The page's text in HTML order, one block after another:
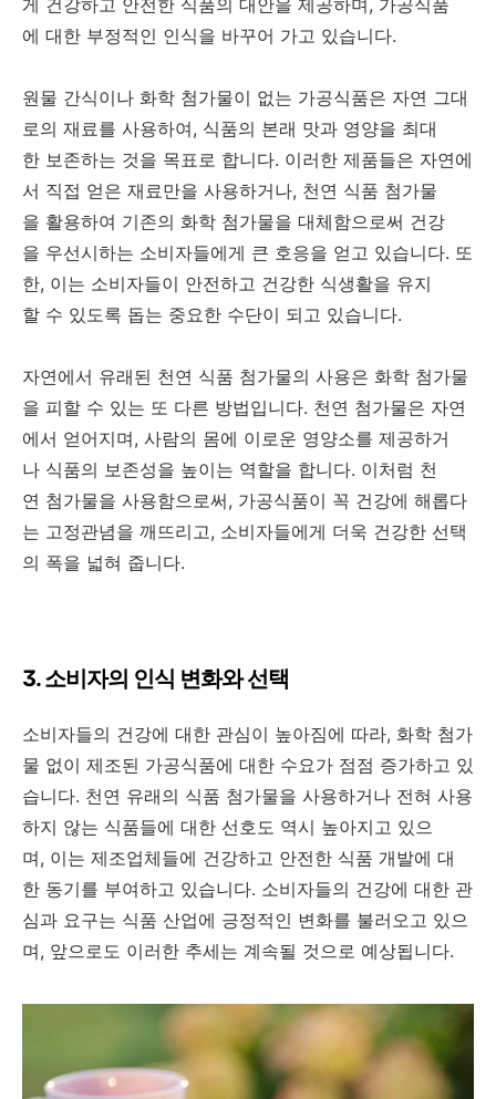
게 건강하고 안전한 식품의 대안을 제공하며, 가공식품
에 대한 부정적인 인식을 바꾸어 가고 있습니다.
원물 간식이나 화학 첨가물이 없는 가공식품은 자연 그대
로의 재료를 사용하여, 식품의 본래 맛과 영양을 최대
한 보존하는 것을 목표로 합니다. 이러한 제품들은 자연에
서 직접 얻은 재료만을 사용하거나, 천연 식품 첨가물
을 활용하여 기존의 화학 첨가물을 대체함으로써 건강
을 우선시하는 소비자들에게 큰 호응을 얻고 있습니다. 또
한, 이는 소비자들이 안전하고 건강한 식생활을 유지
할 수 있도록 돕는 중요한 수단이 되고 있습니다.
자연에서 유래된 천연 식품 첨가물의 사용은 화학 첨가물
을 피할 수 있는 또 다른 방법입니다. 천연 첨가물은 자연
에서 얻어지며, 사람의 몸에 이로운 영양소를 제공하거
나 식품의 보존성을 높이는 역할을 합니다. 이처럼 천
연 첨가물을 사용함으로써, 가공식품이 꼭 건강에 해롭다
는 고정관념을 깨뜨리고, 소비자들에게 더욱 건강한 선택
의 폭을 넓혀 줍니다.
3. 소비자의 인식 변화와 선택
소비자들의 건강에 대한 관심이 높아짐에 따라, 화학 첨가
물 없이 제조된 가공식품에 대한 수요가 점점 증가하고 있
습니다. 천연 유래의 식품 첨가물을 사용하거나 전혀 사용
하지 않는 식품들에 대한 선호도 역시 높아지고 있으
며, 이는 제조업체들에 건강하고 안전한 식품 개발에 대
한 동기를 부여하고 있습니다. 소비자들의 건강에 대한 관
심과 요구는 식품 산업에 긍정적인 변화를 불러오고 있으
며, 앞으로도 이러한 추세는 계속될 것으로 예상됩니다.